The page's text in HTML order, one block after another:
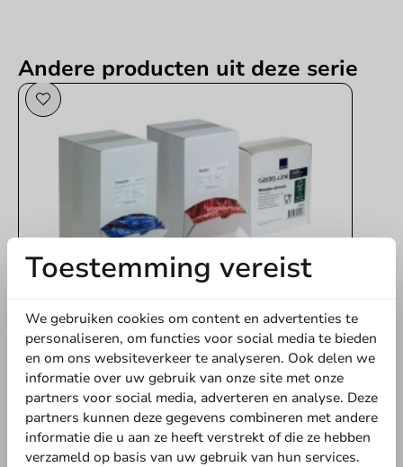
Andere producten uit deze serie
Koffie Benodigdheden
Voordeel: 500 suikersticks, 500 creamersticks,
1.000 roerstaafjes hout
1 stuk
€ 22,95
Toestemming vereist
We gebruiken cookies om content en advertenties te
personaliseren, om functies voor social media te bieden
en om ons websiteverkeer te analyseren. Ook delen we
informatie over uw gebruik van onze site met onze
partners voor social media, adverteren en analyse. Deze
partners kunnen deze gegevens combineren met andere
informatie die u aan ze heeft verstrekt of die ze hebben
verzameld op basis van uw gebruik van hun services.